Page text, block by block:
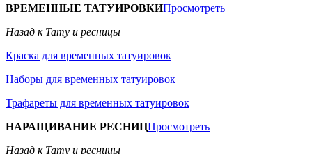
ВРЕМЕННЫЕ ТАТУИРОВКИПросмотреть
Назад к Тату и ресницы
Краска для временных татуировок
Наборы для временных татуировок
Трафареты для временных татуировок
НАРАЩИВАНИЕ РЕСНИЦПросмотреть
Назад к Тату и ресницы